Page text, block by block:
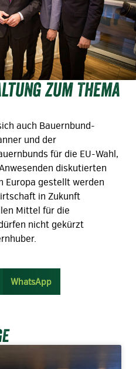
zum Thema
auch Bauernbund-
und der
für die EU-Wahl,
diskutierten
Europa gestellt werden
in Zukunft
Mittel für die
nicht gekürzt
WhatsApp